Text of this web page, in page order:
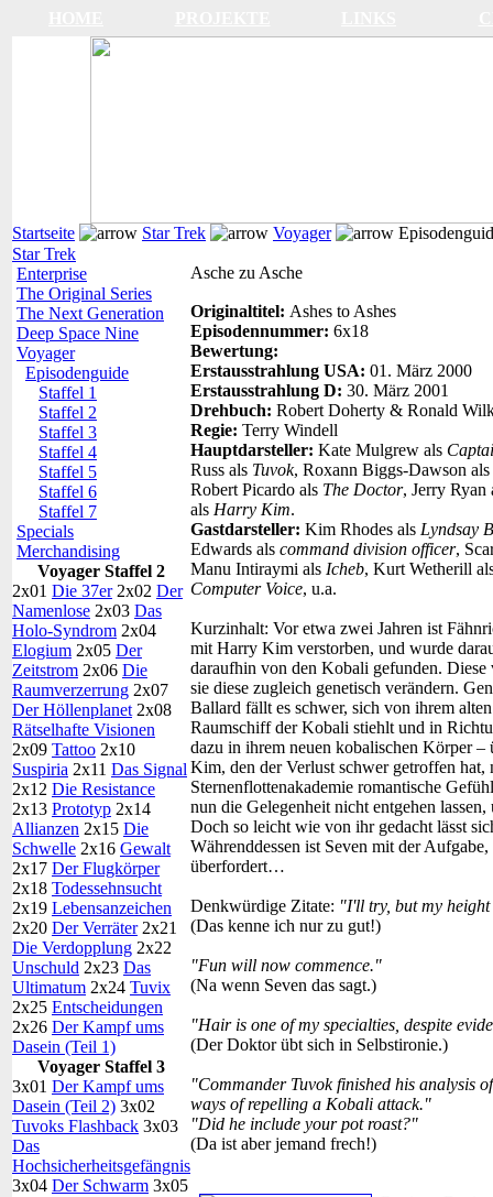
Startseite Star Trek Voyager
Star Trek
Enterprise
The Original Series
The Next Generation
Deep Space Nine
Voyager
Episodenguide
Staffel 1
Staffel 2
Staffel 3
Staffel 4
Staffel 5
Staffel 6
Staffel 7
Specials
Merchandising
Voyager Staffel 2
2x01 Die 37er2x02 Der
Namenlose 2x03 Das
Holo-Syndrom 2x04
Elogium 2x05 Der
Zeitstrom 2x06 Die
Raumverzerrung 2x07
Der Höllenplanet 2x08
Rätselhafte Visionen
2x09 Tattoo 2x10
Suspiria 2x11 Das Signal
2x12 Die Resistance
2x13 Prototyp 2x14
Allianzen 2x15 Die
Schwelle 2x16 Gewalt
2x17 Der Flugkörper
2x18 Todessehnsucht
2x19 Lebensanzeichen
2x20 Der Verräter2x21
Die Verdopplung 2x22
Unschuld 2x23 Das
Ultimatum 2x24 Tuvix
2x25 Entscheidungen
2x26 Der Kampf ums
Dasein (Teil 1)
Voyager Staffel 3
3x01 Der Kampf ums
Dasein (Teil 2) 3x02
Tuvoks Flashback 3x03
Das
Hochsicherheitsgefängnis
3x04 Der Schwarm 3x05
Asche zu Asche
Originaltitel: Ashes to Ashes
Episodennummer: 6x18
Bewertung:
Erstausstrahlung USA: 01. März 2000
Erstausstrahlung D: 30. März 2001
Drehbuch: Robert Doherty & Ronald
Regie: Terry Windell
Hauptdarsteller: Kate Mulgrew als
Russ als Tuvok, Roxann Biggs-Dawson als
Robert Picardo als The Doctor, Jerry Ryan
als Harry Kim.
Gastdarsteller: Kim Rhodes als Lyndsay
Edwards als command division officer,
Manu Intiraymi als Icheb, Kurt Wetherill
Computer Voice, u.a.
Kurzinhalt: Vor etwa zwei Jahren ist
mit Harry Kim verstorben, und wurde
daraufhin von den Kobali gefunden.
sie diese zugleich genetisch verändern.
Ballard fällt es schwer, sich von ihrem
Raumschiff der Kobali stiehlt und in
dazu in ihrem neuen kobalischen Körper
Kim, den der Verlust schwer getroffen hat,
Sternenflottenakademie romantische
nun die Gelegenheit nicht entgehen
Doch so leicht wie von ihr gedacht lässt
Währenddessen ist Seven mit der
überfordert…
Denkwürdige Zitate: "I'll try, but my
(Das kenne ich nur zu gut!)
"Fun will now commence."
(Na wenn Seven das sagt.)
"Hair is one of my specialties, despite
(Der Doktor übt sich in Selbstironie.)
"Commander Tuvok finished his analysis
ways of repelling a Kobali attack."
"Did he include your pot roast?"
(Da ist aber jemand frech!)